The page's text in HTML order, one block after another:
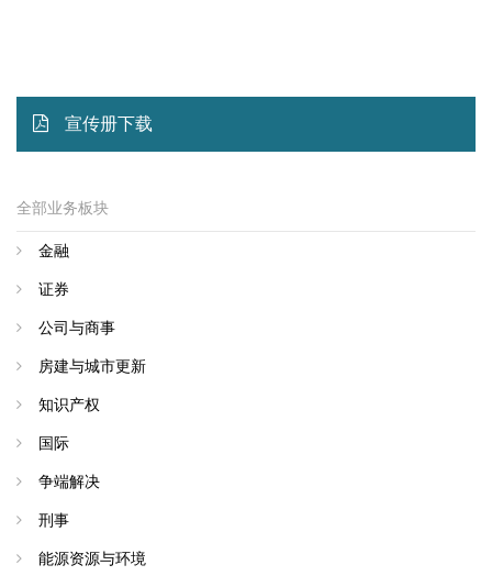
宣传册下载
全部业务板块
金融
证券
公司与商事
房建与城市更新
知识产权
国际
争端解决
刑事
能源资源与环境